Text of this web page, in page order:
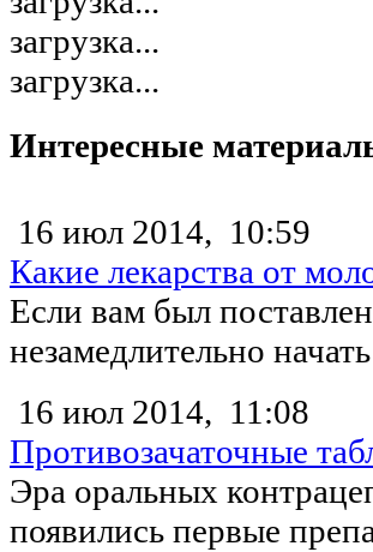
загрузка...
загрузка...
Интересные
16 июл 2014, 10:59
Какие лекарства от
Если вам был
незамедлительно
16 июл 2014, 11:08
Противозачаточные
Эра оральных
появились первые